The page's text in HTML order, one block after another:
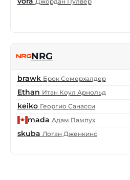
NRG
brawk Брок Сомерхалдер
Ethan Итан Коул Арнольд
keiko Георгио Санасси
mada Адам Пампух
skuba Логан Дженкинс